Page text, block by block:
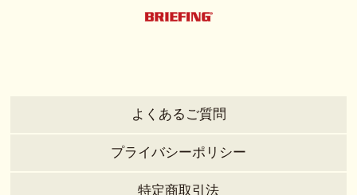
よくあるご質問
プライバシーポリシー
特定商取引法